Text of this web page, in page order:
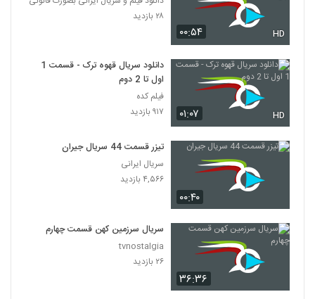
۰۰:۵۴ HD
۲۸ بازدید
۰۱:۰۷ HD
دانلود سریال قهوه ترک - قسمت 1
اول تا 2 دوم
فیلم کده
۹۱۷ بازدید
۰۰:۴۰
تیزر قسمت 44 سریال جیران
سریال ایرانی
۴,۵۶۶ بازدید
۳۶:۳۶
سریال سرزمین کهن قسمت چهارم
tvnostalgia
۲۶ بازدید